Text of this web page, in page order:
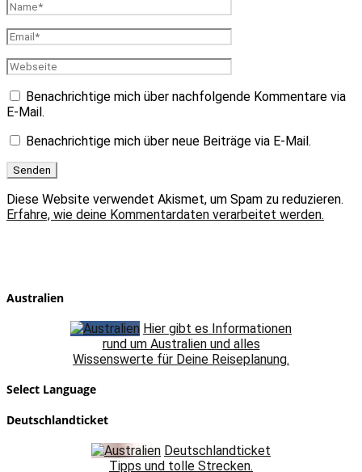
Benachrichtige mich über nachfolgende Kommentare via
E-Mail.
Benachrichtige mich über neue Beiträge via E-Mail.
Diese Website verwendet Akismet, um Spam zu reduzieren.
Erfahre, wie deine Kommentardaten verarbeitet werden.
Australien
Hier gibt es Informationen
rund um Australien und alles
Wissenswerte für Deine Reiseplanung.
Select Language
Deutschlandticket
Deutschlandticket
Tipps und tolle Strecken.